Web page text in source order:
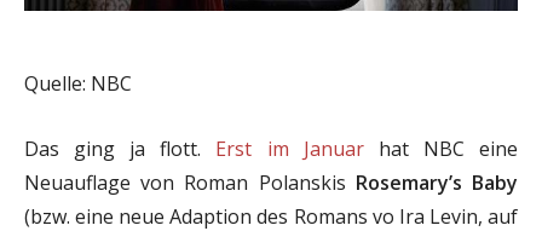
Quelle: NBC
Das ging ja flott. Erst im Januarhat NBC eine
Neuauflage von Roman Polanskis Rosemary’s Baby
(bzw. eine neue Adaption des Romans vo Ira Levin, auf